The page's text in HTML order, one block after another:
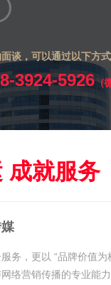
谈，可以通过以下方
3924-5926（
成就服务
务，更以 “品牌价值为
络营销传播的专业能